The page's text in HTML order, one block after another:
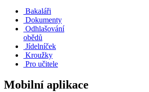
Bakaláři
Dokumenty
Odhlašování
obědů
Jídelníček
Kroužky
Pro učitele
Mobilní aplikace